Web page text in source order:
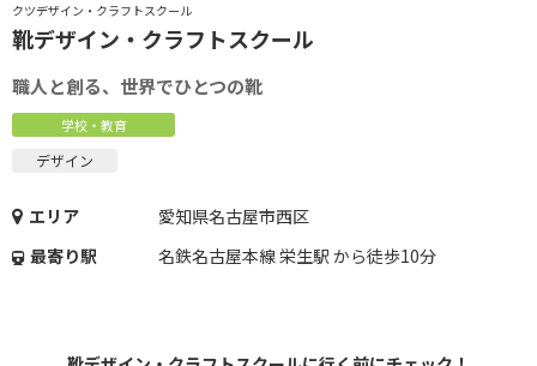
クツデザイン・クラフトスクール
靴デザイン・クラフトスクール
職人と創る、世界でひとつの靴
学校・教育
デザイン
エリア
愛知県名古屋市西区
最寄り駅
名鉄名古屋本線 栄生駅 から徒歩10分